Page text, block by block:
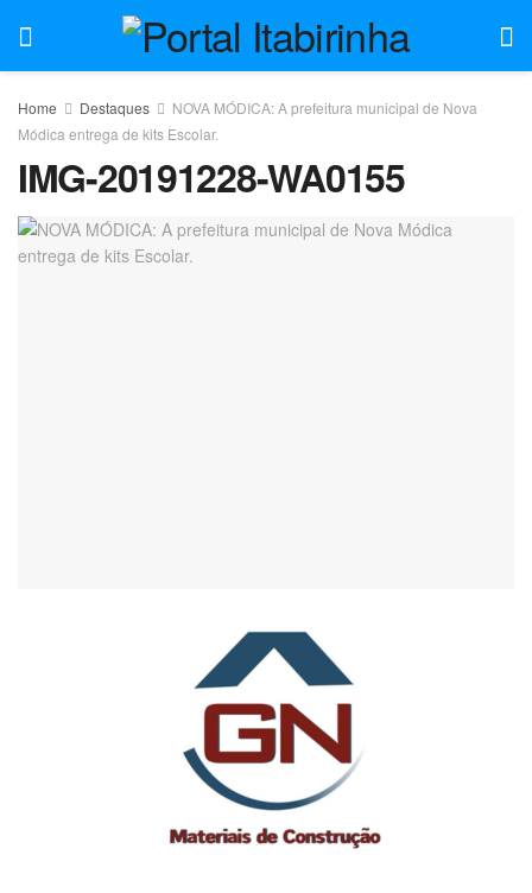
Home Destaques
NOVA MÓDICA: A prefeitura municipal de Nova
Módica entrega de kits Escolar.
IMG-20191228-WA0155